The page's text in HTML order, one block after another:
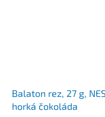
Balaton rez, 27 g,
horká čokoláda